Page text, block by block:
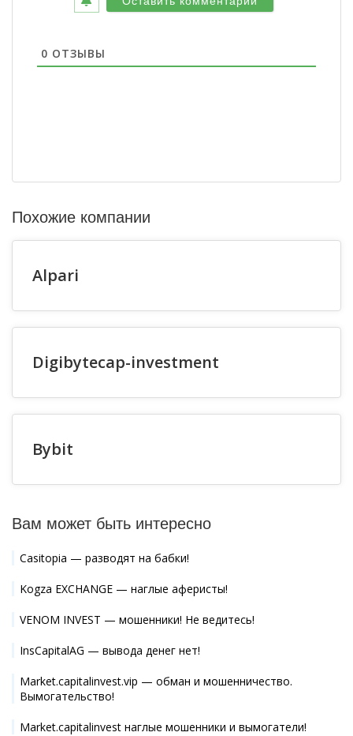
0 ОТЗЫВЫ
Похожие компании
Alpari
Digibytecap-investment
Bybit
Вам может быть интересно
Casitopia — разводят на бабки!
Kogza EXCHANGE — наглые аферисты!
VENOM INVEST — мошенники! Не ведитесь!
InsCapitalAG — вывода денег нет!
Market.capitalinvest.vip — обман и мошенничество.
Вымогательство!
Market.capitalinvest наглые мошенники и вымогатели!